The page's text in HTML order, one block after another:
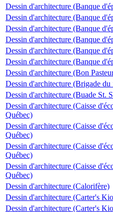
Dessin d'architecture (Banque
Dessin d'architecture (Banque
Dessin d'architecture (Banque
Dessin d'architecture (Banque
Dessin d'architecture (Banque
Dessin d'architecture (Banque
Dessin d'architecture (Bon
Dessin d'architecture (Brigade du
Dessin d'architecture (Buade St.
Dessin d'architecture (Caisse
Québec)
Dessin d'architecture (Caisse
Québec)
Dessin d'architecture (Caisse
Québec)
Dessin d'architecture (Caisse
Québec)
Dessin d'architecture (Calorifère)
Dessin d'architecture (Carter's
Dessin d'architecture (Carter's